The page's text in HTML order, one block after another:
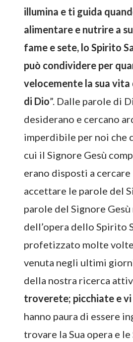
illumina e ti guida
alimentare e nutrire a
fame e sete, lo Spirito
può condividere per
velocemente la sua vita
di Dio”. Dalle parole di
desiderano e cercano
imperdibile per noi che
cui il Signore Gesù
erano disposti a
accettare le parole del
parole del Signore
dell’opera dello Spirito
profetizzato molte volte
venuta negli ultimi
della nostra ricerca
troverete; picchiate e
hanno paura di essere
trovare la Sua opera e